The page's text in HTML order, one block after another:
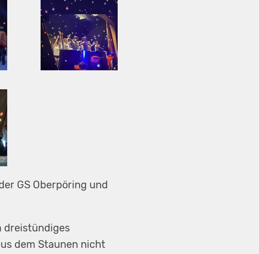
GS Oberpöring und
dreistündiges
dem Staunen nicht